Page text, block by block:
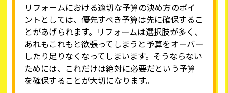
リフォームにおける適切な予算の決め方のポイ
ントとしては、優先すべき予算は先に確保するこ
とがあげられます。リフォームは選択肢が多く、
あれもこれもと欲張ってしまうと予算をオーバー
したり足りなくなってしまいます。そうならない
ためには、これだけは絶対に必要だという予算
を確保することが大切になります。